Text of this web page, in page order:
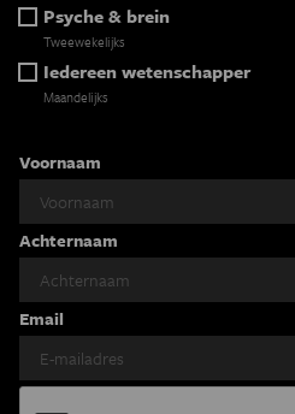
Psyche & brein
Tweewekelijks
Iedereen wetenschapper
Maandelijks
Voornaam
Achternaam
Email